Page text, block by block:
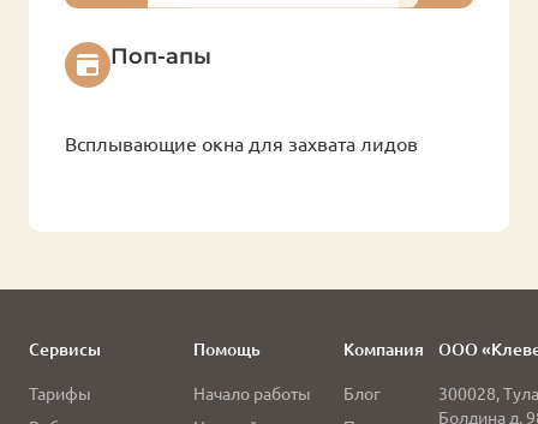
Поп-апы
Всплывающие окна для захвата лидов
Сервисы
Тарифы
Помощь
Начало работы
Компания
Блог
ООО
300028 Тула
Болдина д.